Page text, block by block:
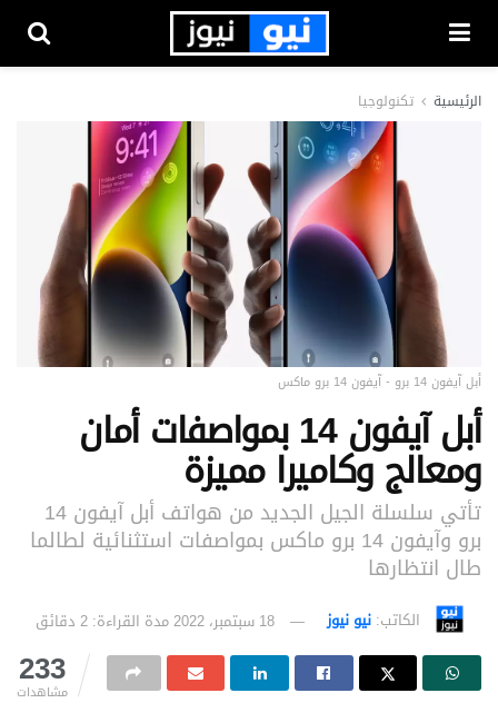
الرئيسية تكنولوجيا
أبل آيفون 14 برو - آيفون 14 برو ماكس
أبل آيفون 14 بمواصفات أمان
ومعالج وكاميرا مميزة
تأتي سلسلة الجيل الجديد من هواتف أبل آيفون 14
برو وآيفون 14 برو ماكس بمواصفات استثنائية لطالما
طال انتظارها
الكاتب: نيو نيوز 18 سبتمبر، 2022 مدة القراءة: 2 دقائق
233
مشاهدات